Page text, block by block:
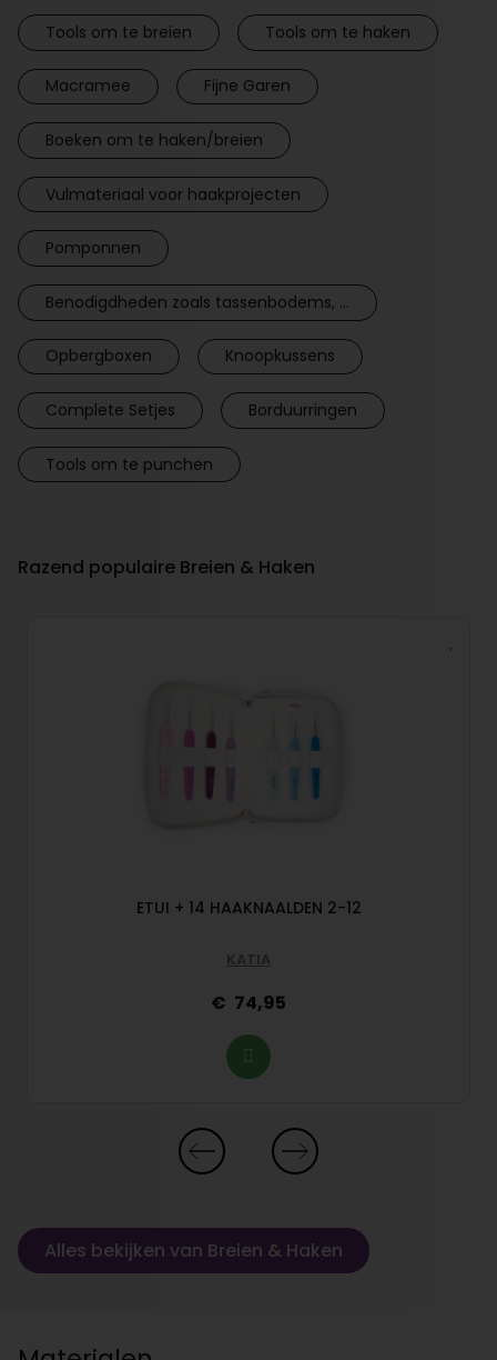
Tools om te breien Tools om te haken
Macramee Fijne Garen
Boeken om te haken/breien
Vulmateriaal voor haakprojecten
Pomponnen
Benodigdheden zoals tassenbodems, ...
Opbergboxen Knoopkussens
Complete Setjes Borduurringen
Tools om te punchen
Razend populaire Breien & Haken
ETUI + 14 HAAKNAALDEN 2-12
KATIA
74,95
Alles bekijken van Breien & Haken